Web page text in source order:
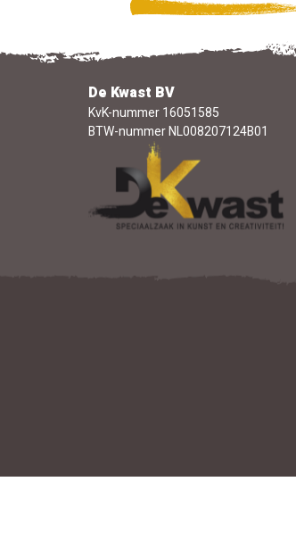
De Kwast BV
KvK-nummer 16051585
BTW-nummer NL008207124B01